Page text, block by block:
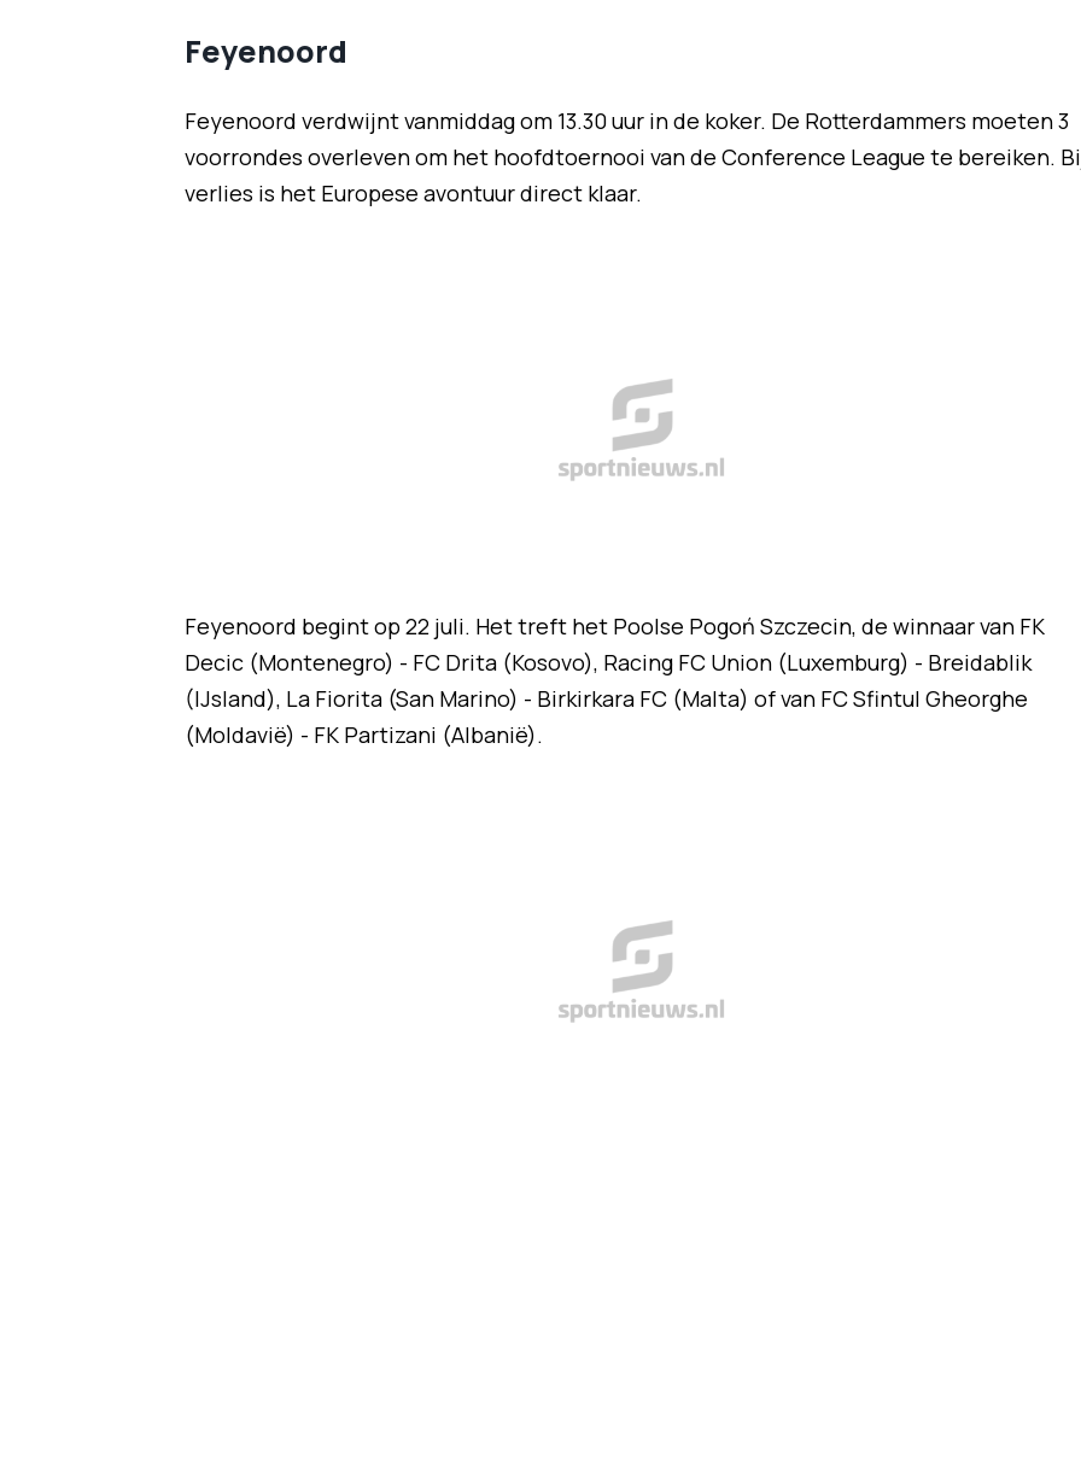
Feyenoord
Feyenoord verdwijnt vanmiddag om 13.30 uur in de koker. De Rotterdammers moeten 3
voorrondes overleven om het hoofdtoernooi van de Conference League te bereiken.
verlies is het Europese avontuur direct klaar.
Feyenoord begint op 22 juli. Het treft het Poolse Pogoń Szczecin, de winnaar van FK
Decic (Montenegro) - FC Drita (Kosovo), Racing FC Union (Luxemburg) - Breidablik
(IJsland), La Fiorita (San Marino) - Birkirkara FC (Malta) of van FC Sfintul Gheorghe
(Moldavië) - FK Partizani (Albanië).